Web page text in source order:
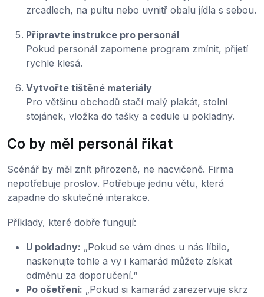
zrcadlech, na pultu nebo uvnitř obalu jídla s sebou.
Připravte instrukce pro personál
Pokud personál zapomene program zmínit, přijetí
rychle klesá.
Vytvořte tištěné materiály
Pro většinu obchodů stačí malý plakát, stolní
stojánek, vložka do tašky a cedule u pokladny.
Co by měl personál říkat
Scénář by měl znít přirozeně, ne nacvičeně. Firma
nepotřebuje proslov. Potřebuje jednu větu, která
zapadne do skutečné interakce.
Příklady, které dobře fungují:
U pokladny: „Pokud se vám dnes u nás líbilo,
naskenujte tohle a vy i kamarád můžete získat
odměnu za doporučení.“
Po ošetření: „Pokud si kamarád zarezervuje skrz